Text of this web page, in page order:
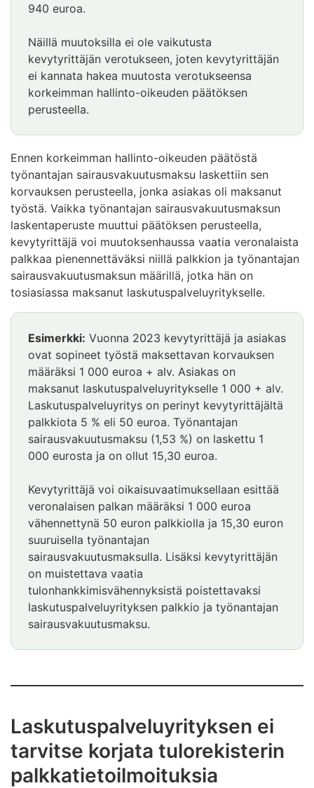
940 euroa.
Näillä muutoksilla ei ole vaikutusta
kevytyrittäjän verotukseen, joten kevytyrittäjän
ei kannata hakea muutosta verotukseensa
korkeimman hallinto-oikeuden päätöksen
perusteella.
Ennen korkeimman hallinto-oikeuden päätöstä
työnantajan sairausvakuutusmaksu laskettiin sen
korvauksen perusteella, jonka asiakas oli maksanut
työstä. Vaikka työnantajan sairausvakuutusmaksun
laskentaperuste muuttui päätöksen perusteella,
kevytyrittäjä voi muutoksenhaussa vaatia veronalaista
palkkaa pienennettäväksi niillä palkkion ja työnantajan
sairausvakuutusmaksun määrillä, jotka hän on
tosiasiassa maksanut laskutuspalveluyritykselle.
Esimerkki: Vuonna 2023 kevytyrittäjä ja asiakas
ovat sopineet työstä maksettavan korvauksen
määräksi 1 000 euroa + alv. Asiakas on
maksanut laskutuspalveluyritykselle 1 000 + alv.
Laskutuspalveluyritys on perinyt kevytyrittäjältä
palkkiota 5 % eli 50 euroa. Työnantajan
sairausvakuutusmaksu (1,53 %) on laskettu 1
000 eurosta ja on ollut 15,30 euroa.
Kevytyrittäjä voi oikaisuvaatimuksellaan esittää
veronalaisen palkan määräksi 1 000 euroa
vähennettynä 50 euron palkkiolla ja 15,30 euron
suuruisella työnantajan
sairausvakuutusmaksulla. Lisäksi kevytyrittäjän
on muistettava vaatia
tulonhankkimisvähennyksistä poistettavaksi
laskutuspalveluyrityksen palkkio ja työnantajan
sairausvakuutusmaksu.
Laskutuspalveluyrityksen ei
tarvitse korjata tulorekisterin
palkkatietoilmoituksia